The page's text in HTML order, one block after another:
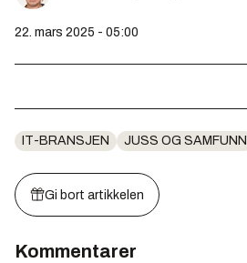
22. mars 2025 - 05:00
IT-BRANSJEN JUSS OG SAMFUNN
Gi bort artikkelen
Kommentarer